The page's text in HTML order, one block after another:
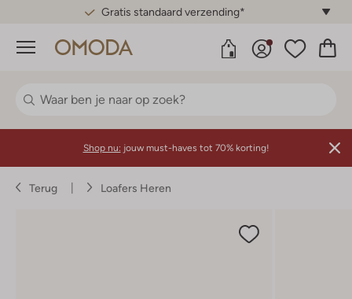
Gratis standaard verzending*
Menu
Shop nu: jouw must-haves tot 70% korting!
Terug Loafers Heren